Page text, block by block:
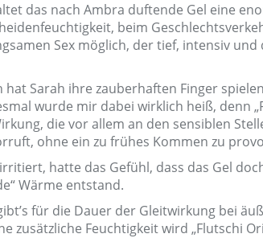
das nach Ambra duftende Gel eine
beim
Sex möglich, der tief, intensiv
hat Sarah ihre zauberhaften Finger
wurde mir dabei wirklich heiß, denn
die vor allem an den sensiblen
ohne ein zu frühes Kommen zu
hatte das Gefühl, dass das Gel
Wärme entstand.
für die Dauer der Gleitwirkung bei
zusätzliche Feuchtigkeit wird „Flutschi